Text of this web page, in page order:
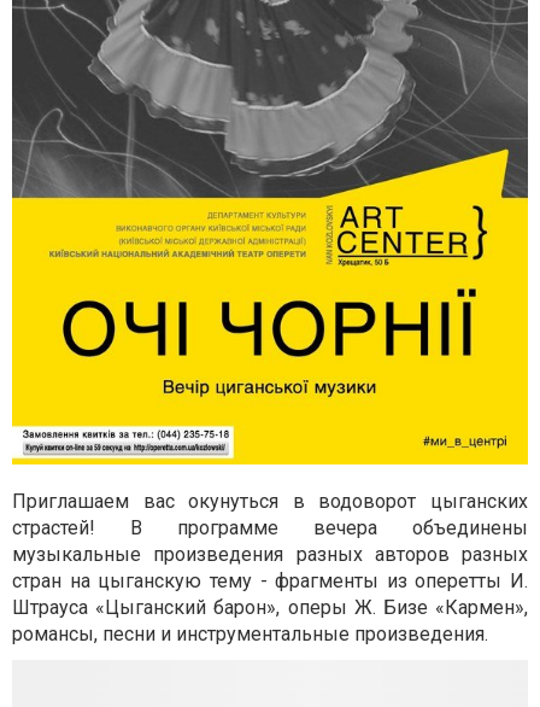
Приглашаем вас окунуться в водоворот цыганских
страстей! В программе вечера объединены
музыкальные произведения разных авторов разных
стран на цыганскую тему - фрагменты из оперетты И.
Штрауса «Цыганский барон», оперы Ж. Бизе «Кармен»,
романсы, песни и инструментальные произведения.